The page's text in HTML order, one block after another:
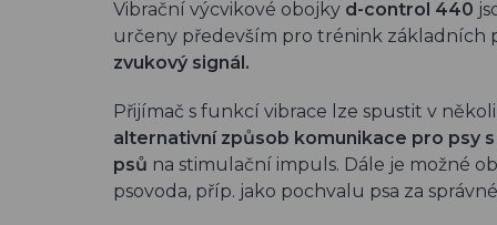
Vibrační výcvikové obojky d-control 440
určeny především pro trénink základních
zvukový signál.
Přijímač s funkcí vibrace lze spustit v
alternativní způsob komunikace pro psy
psů na stimulační impuls. Dále je možné
psovoda, příp. jako pochvalu psa za